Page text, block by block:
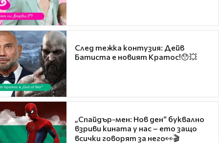
След тежка контузия: Дейв
Батиста е новият Кратос!😯💥
„Спайдър-мен: Нов ден“ буквално
взриви кината у нас – ето защо
всички говорят за него👀🎬